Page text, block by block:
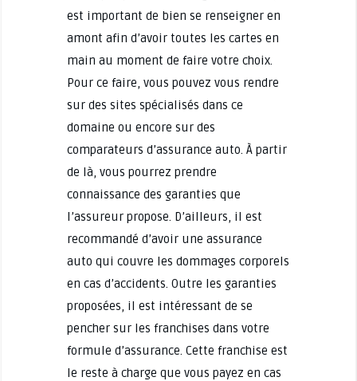
est important de bien se renseigner en
amont afin d’avoir toutes les cartes en
main au moment de faire votre choix.
Pour ce faire, vous pouvez vous rendre
sur des sites spécialisés dans ce
domaine ou encore sur des
comparateurs d’assurance auto. À partir
de là, vous pourrez prendre
connaissance des garanties que
l’assureur propose. D’ailleurs, il est
recommandé d’avoir une assurance
auto qui couvre les dommages corporels
en cas d’accidents. Outre les garanties
proposées, il est intéressant de se
pencher sur les franchises dans votre
formule d’assurance. Cette franchise est
le reste à charge que vous payez en cas